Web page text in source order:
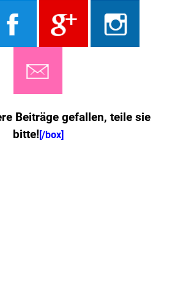
Beiträge gefallen, teile sie
bitte! [/box]